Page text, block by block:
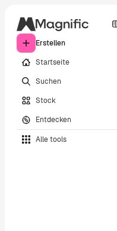
Erstellen
Startseite
Suchen
Stock
Entdecken
Alle tools